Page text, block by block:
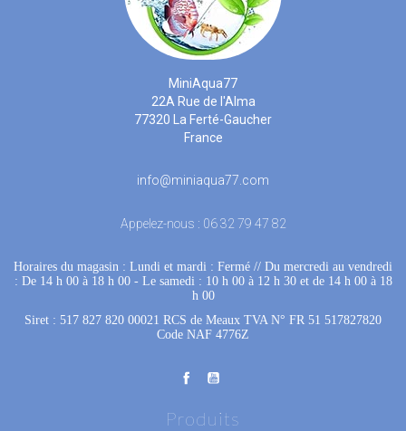
MiniAqua77
22A Rue de l'Alma
77320 La Ferté-Gaucher
France
info@miniaqua77.com
Appelez-nous : 06 32 79 47 82
Horaires du magasin : Lundi et mardi : Fermé // Du mercredi au vendredi
: De 14 h 00 à 18 h 00 - Le samedi : 10 h 00 à 12 h 30 et de 14 h 00 à 18
h 00
Siret : 517 827 820 00021 RCS de Meaux TVA N° FR 51 517827820
Code NAF 4776Z
Produits